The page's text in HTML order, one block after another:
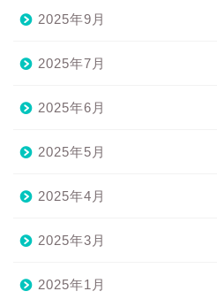
2025年9月
2025年7月
2025年6月
2025年5月
2025年4月
2025年3月
2025年1月